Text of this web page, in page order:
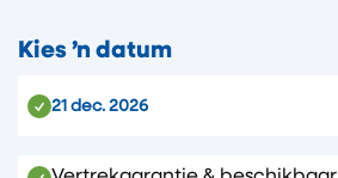
Kies ’n datum
21 dec. 2026